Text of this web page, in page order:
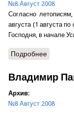
№8 Август 2008
Согласно
августа (1 августа
Господня, в начале
Подробнее
Владимир
Архив:
№8 Август 2008